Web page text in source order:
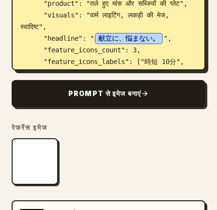
स्वादिष्ट",
      "headline": "
献立に、悩まない。
",
"管理栄養士監修", "送料無料"],
    {
      "industry": "सौंदर्य प्रसाधन",
      "badges_count": 3,
PROMPT से इमेज बनाएं
रेफरेंस इमेज